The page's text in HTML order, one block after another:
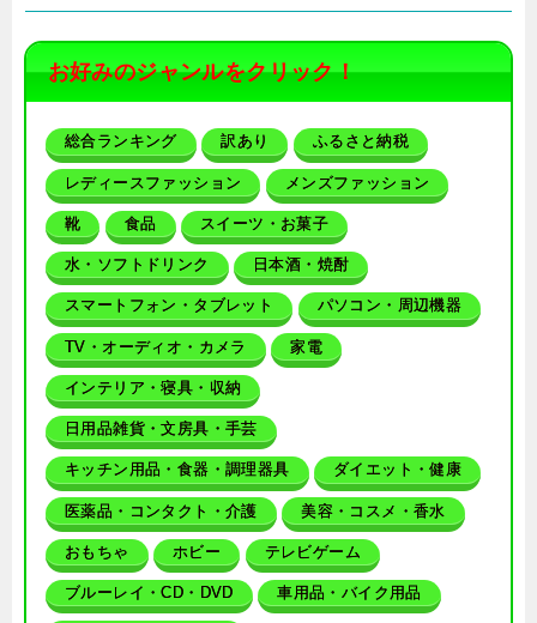
お好みのジャンルをクリック！
総合ランキング 訳あり ふるさと納税
レディースファッション メンズファッション
靴 食品 スイーツ・お菓子
水・ソフトドリンク 日本酒・焼酎
スマートフォン・タブレット パソコン・周辺機器
TV・オーディオ・カメラ 家電
インテリア・寝具・収納
日用品雑貨・文房具・手芸
キッチン用品・食器・調理器具 ダイエット・健康
医薬品・コンタクト・介護 美容・コスメ・香水
おもちゃ ホビー テレビゲーム
ブルーレイ・CD・DVD 車用品・バイク用品